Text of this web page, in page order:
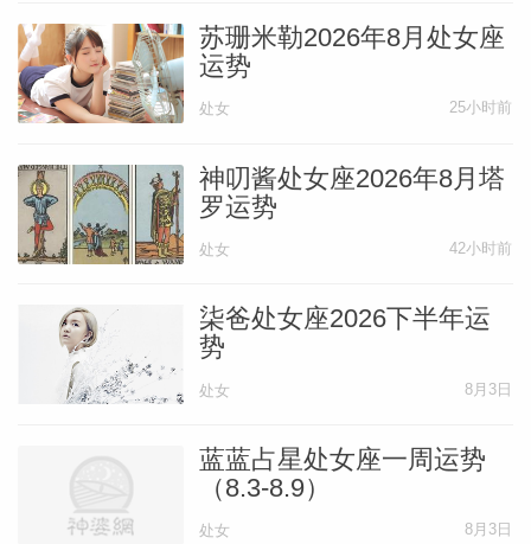
苏珊米勒2026年8月处女座
运势
处女 25小时前
神叨酱处女座2026年8月塔
罗运势
处女 42小时前
柒爸处女座2026下半年运
势
处女 8月3日
蓝蓝占星处女座一周运势
（8.3-8.9）
处女 8月3日